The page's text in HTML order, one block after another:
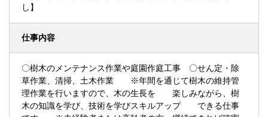
し】
仕事内容
〇樹木のメンテナンス作業や庭園作庭工事 〇せん定・除
草作業、清掃、土木作業 ※年間を通じて樹木の維持管
理作業を行いますので、木の生長を 楽しみながら、樹
木の知識を学び、技術を学びスキルアップ できる仕事